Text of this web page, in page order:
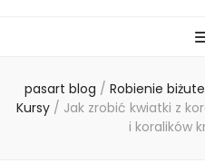
pasart blog / Robienie
Kursy / Jak zrobić kwiatki z
i koralików